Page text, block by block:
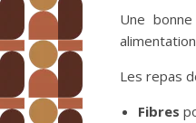
Une
Les repas
Fibres